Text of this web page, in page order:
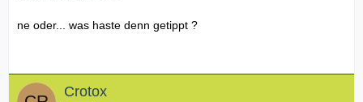
ne oder... was haste denn getippt ?
Crotox